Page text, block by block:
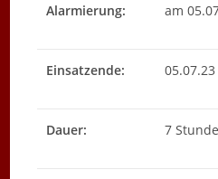
Alarmierung: am
Einsatzende:
Dauer: 7